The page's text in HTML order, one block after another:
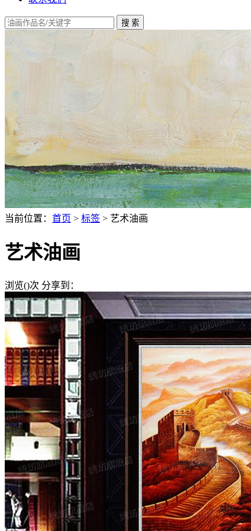
当前位置： 首页 > 标签 > 艺术油画
艺术油画
浏览()次 分享到：